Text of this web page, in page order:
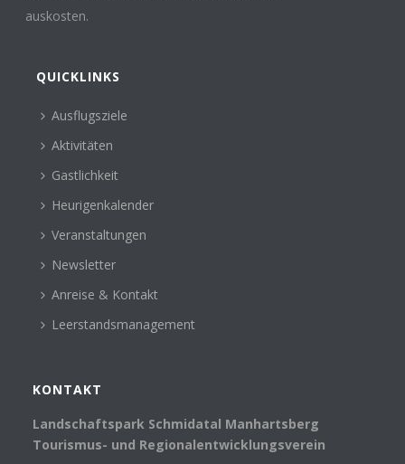
auskosten.
QUICKLINKS
Ausflugsziele
Aktivitäten
Gastlichkeit
Heurigenkalender
Veranstaltungen
Newsletter
Anreise & Kontakt
Leerstandsmanagement
KONTAKT
Landschaftspark Schmidatal Manhartsberg
Tourismus- und Regionalentwicklungsverein